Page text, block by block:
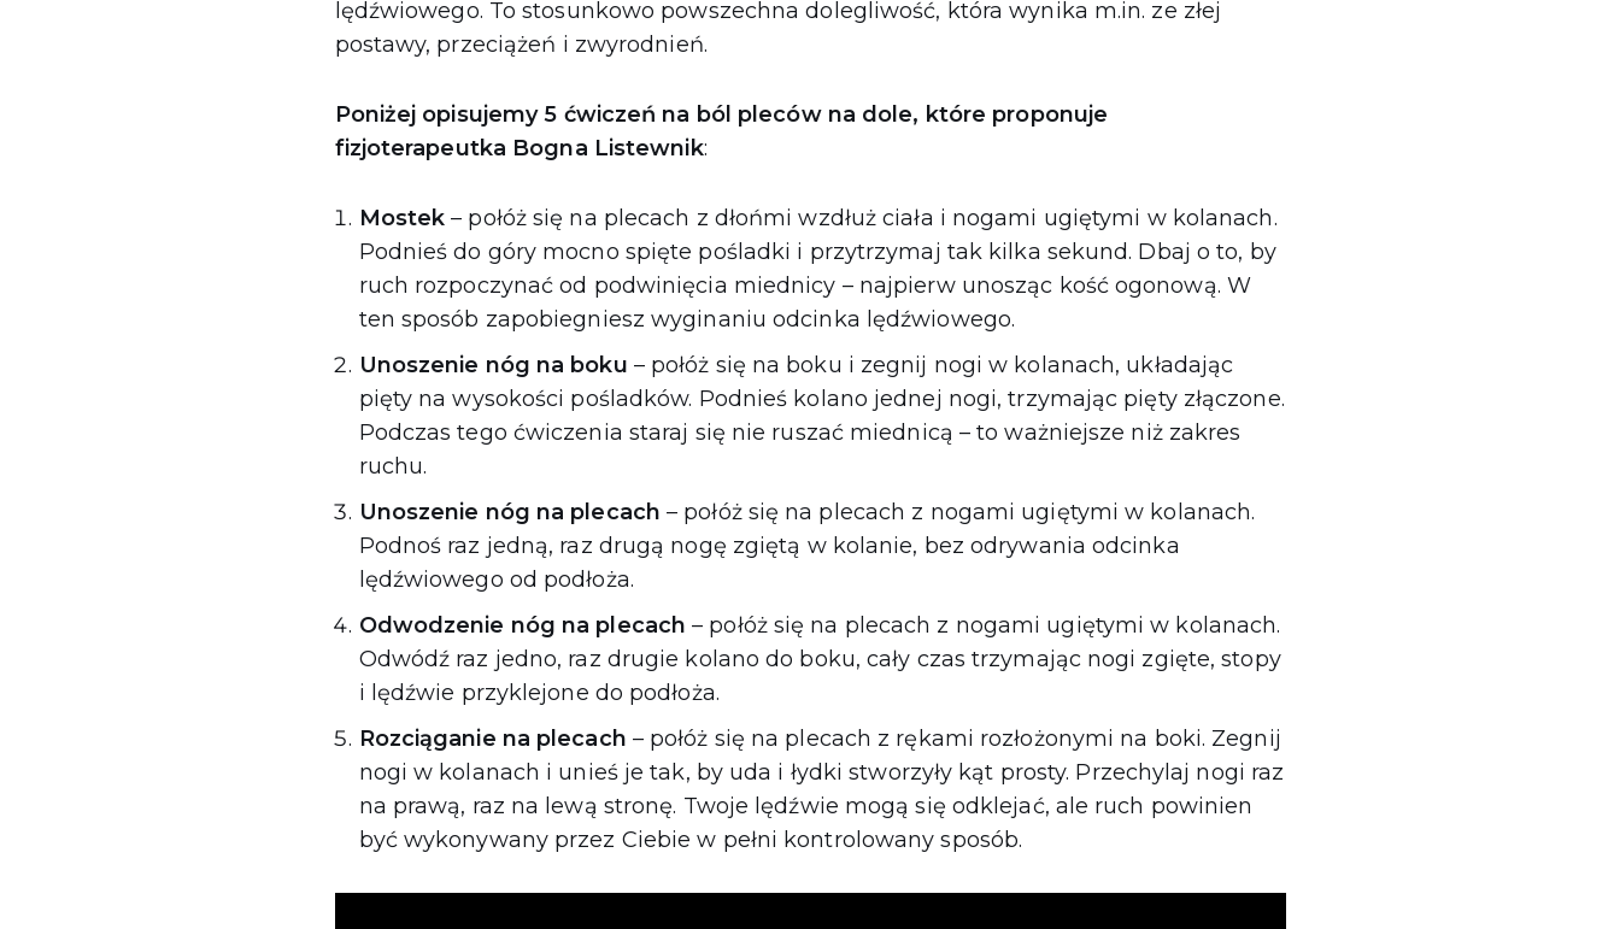
lędźwiowego. To stosunkowo powszechna dolegliwość, która wynika m.in. ze złej
postawy, przeciążeń i zwyrodnień.
Poniżej opisujemy 5 ćwiczeń na ból pleców na dole, które proponuje
fizjoterapeutka Bogna Listewnik:
Mostek – połóż się na plecach z dłońmi wzdłuż ciała i nogami ugiętymi w kolanach.
Podnieś do góry mocno spięte pośladki i przytrzymaj tak kilka sekund. Dbaj o to, by
ruch rozpoczynać od podwinięcia miednicy – najpierw unosząc kość ogonową. W
ten sposób zapobiegniesz wyginaniu odcinka lędźwiowego.
Unoszenie nóg na boku – połóż się na boku i zegnij nogi w kolanach, układając
pięty na wysokości pośladków. Podnieś kolano jednej nogi, trzymając pięty złączone.
Podczas tego ćwiczenia staraj się nie ruszać miednicą – to ważniejsze niż zakres
ruchu.
Unoszenie nóg na plecach – połóż się na plecach z nogami ugiętymi w kolanach.
Podnoś raz jedną, raz drugą nogę zgiętą w kolanie, bez odrywania odcinka
lędźwiowego od podłoża.
Odwodzenie nóg na plecach– połóż się na plecach z nogami ugiętymi w kolanach.
Odwódź raz jedno, raz drugie kolano do boku, cały czas trzymając nogi zgięte, stopy
i lędźwie przyklejone do podłoża.
Rozciąganie na plecach – połóż się na plecach z rękami rozłożonymi na boki. Zegnij
nogi w kolanach i unieś je tak, by uda i łydki stworzyły kąt prosty. Przechylaj nogi raz
na prawą, raz na lewą stronę. Twoje lędźwie mogą się odklejać, ale ruch powinien
być wykonywany przez Ciebie w pełni kontrolowany sposób.